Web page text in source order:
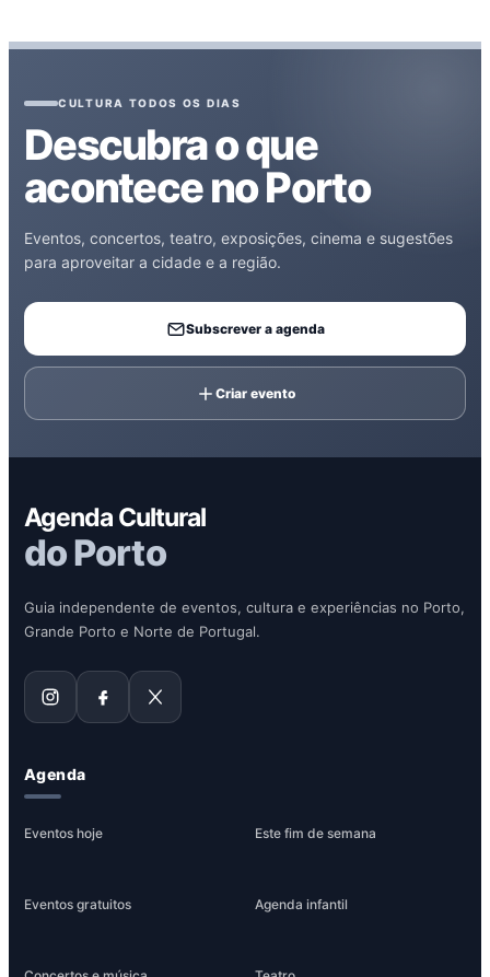
CULTURA TODOS OS DIAS
Descubra o que
acontece no Porto
Eventos, concertos, teatro, exposições, cinema e sugestões
para aproveitar a cidade e a região.
Subscrever a agenda
Criar evento
Agenda Cultural
do Porto
Guia independente de eventos, cultura e experiências no Porto,
Grande Porto e Norte de Portugal.
Agenda
Eventos hoje Este fim de semana
Eventos gratuitos Agenda infantil